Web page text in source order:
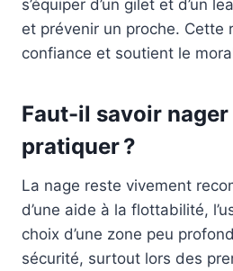
s’équiper d’un gilet et d’un
et prévenir un proche. Cette
confiance et soutient le
Faut-il savoir
pratiquer ?
La nage reste vivement
d’une aide à la flottabilité,
choix d’une zone peu
sécurité, surtout lors des